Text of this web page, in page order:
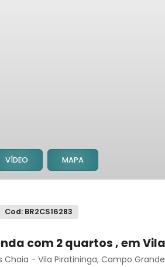
VÍDEO MAPA
Cod: BR2CS16283
com 2 quartos , em
Chaia - Vila Piratininga, Campo